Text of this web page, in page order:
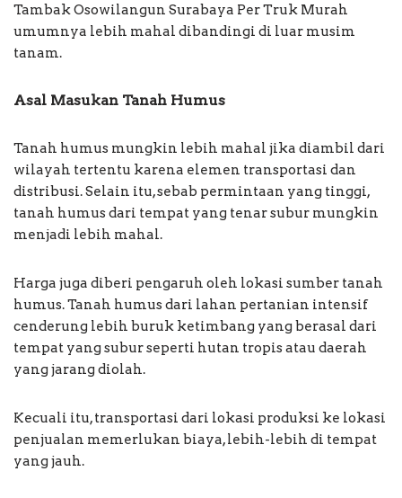
Tambak Osowilangun Surabaya Per Truk Murah
umumnya lebih mahal dibandingi di luar musim
tanam.
Asal Masukan Tanah Humus
Tanah humus mungkin lebih mahal jika diambil dari
wilayah tertentu karena elemen transportasi dan
distribusi. Selain itu, sebab permintaan yang tinggi,
tanah humus dari tempat yang tenar subur mungkin
menjadi lebih mahal.
Harga juga diberi pengaruh oleh lokasi sumber tanah
humus. Tanah humus dari lahan pertanian intensif
cenderung lebih buruk ketimbang yang berasal dari
tempat yang subur seperti hutan tropis atau daerah
yang jarang diolah.
Kecuali itu, transportasi dari lokasi produksi ke lokasi
penjualan memerlukan biaya, lebih-lebih di tempat
yang jauh.